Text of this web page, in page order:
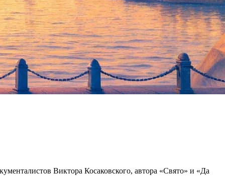
Виктора Косаковского, автора «Свято» и «Да